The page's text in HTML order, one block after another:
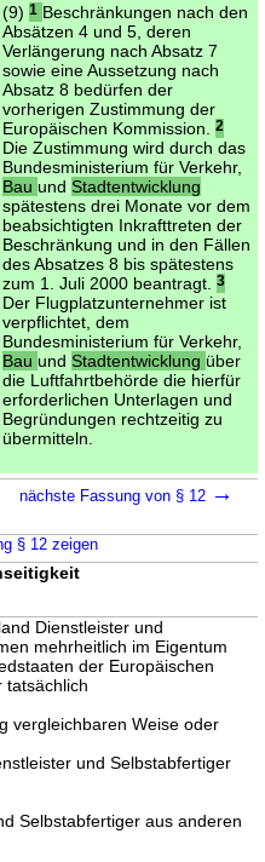
(9) 1 Beschränkungen nach den
Absätzen 4 und 5, deren
Verlängerung nach Absatz 7
sowie eine Aussetzung nach
Absatz 8 bedürfen der
vorherigen Zustimmung der
Europäischen Kommission.
2
Die Zustimmung wird durch das
Bundesministerium für Verkehr,
Bau und Stadtentwicklung
spätestens drei Monate vor dem
beabsichtigten Inkrafttreten der
Beschränkung und in den Fällen
des Absatzes 8 bis spätestens
zum 1. Juli 2000 beantragt.
3
Der Flugplatzunternehmer ist
verpflichtet, dem
Bundesministerium für Verkehr,
Bau und Stadtentwicklung über
die Luftfahrtbehörde die hierfür
erforderlichen Unterlagen und
Begründungen rechtzeitig zu
übermitteln.
nächste Fassung von § 12 →
§ 12 zeigen
Dienstleister und
mehrheitlich im Eigentum
der Europäischen
tatsächlich
vergleichbaren Weise oder
und Selbstabfertiger
Selbstabfertiger aus anderen